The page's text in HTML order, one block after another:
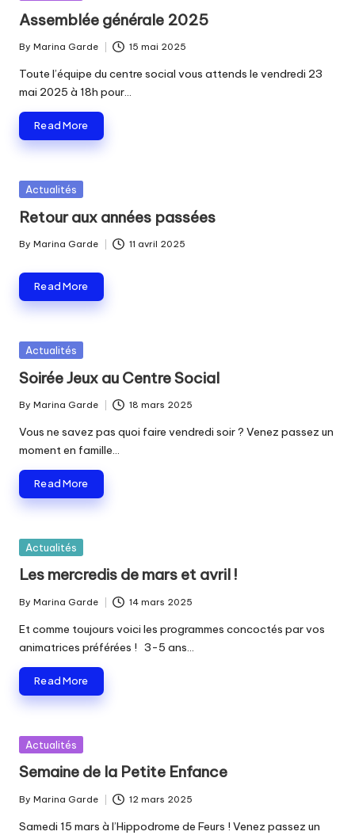
Assemblée générale 2025
Posted
by
By Marina Garde 15 mai 2025
Toute l’équipe du centre social vous attends le vendredi 23
mai 2025 à 18h pour…
Read More
Posted
Actualités
Retour aux années passées
Posted
By Marina Garde 11 avril 2025
Read More
Posted
Actualités
Soirée Jeux au Centre Social
Posted
by
By Marina Garde 18 mars 2025
Vous ne savez pas quoi faire vendredi soir ? Venez passez un
moment en famille…
Read More
Posted
Actualités
Les mercredis de mars et avril !
Posted
by
By Marina Garde 14 mars 2025
Et comme toujours voici les programmes concoctés par vos
animatrices préférées ! 3-5 ans…
Read More
Posted
Actualités
Semaine de la Petite Enfance
Posted
by
By Marina Garde 12 mars 2025
Samedi 15 mars à l’Hippodrome de Feurs ! Venez passez un